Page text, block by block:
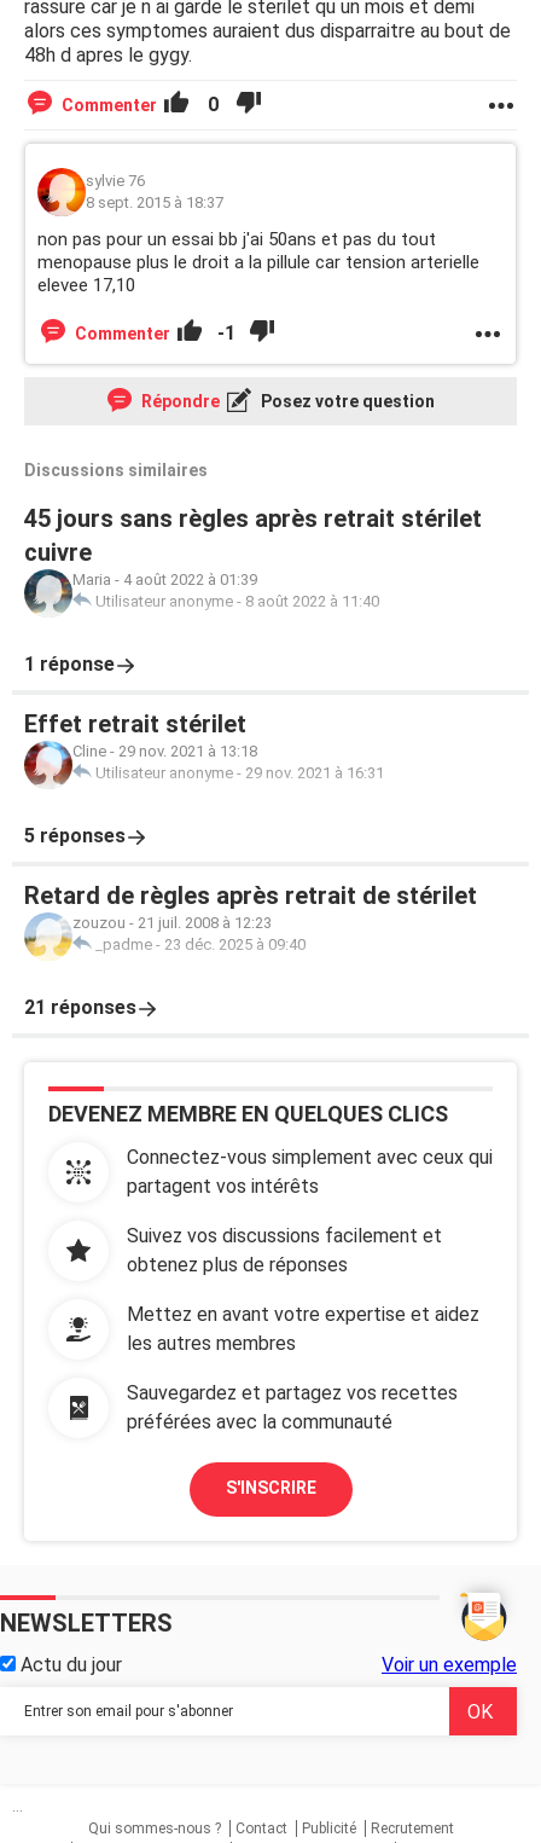
rassure car je n ai garde le sterilet qu un mois et demi
alors ces symptomes auraient dus disparraitre au bout de
48h d apres le gygy.
Commenter 0
sylvie 76
8 sept. 2015 à 18:37
non pas pour un essai bb j'ai 50ans et pas du tout
menopause plus le droit a la pillule car tension arterielle
elevee 17,10
Commenter -1
Répondre Posez votre question
Discussions similaires
45 jours sans règles après retrait stérilet
cuivre
Maria - 4 août 2022 à 01:39
Utilisateur anonyme - 8 août 2022 à 11:40
1 réponse
Effet retrait stérilet
Cline - 29 nov. 2021 à 13:18
Utilisateur anonyme - 29 nov. 2021 à 16:31
5 réponses
Retard de règles après retrait de stérilet
zouzou - 21 juil. 2008 à 12:23
_padme - 23 déc. 2025 à 09:40
21 réponses
DEVENEZ MEMBRE EN QUELQUES CLICS
Connectez-vous simplement avec ceux qui
partagent vos intérêts
Suivez vos discussions facilement et
obtenez plus de réponses
Mettez en avant votre expertise et aidez
les autres membres
Sauvegardez et partagez vos recettes
préférées avec la communauté
S'INSCRIRE
NEWSLETTERS
Actu du jour Voir un exemple
...
Qui sommes-nous ?
Contact Publicité
Recrutement